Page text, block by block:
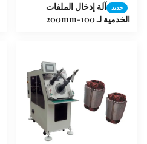
جديد
آلة إدخال الملفات
الخدمية لـ 100-200mm